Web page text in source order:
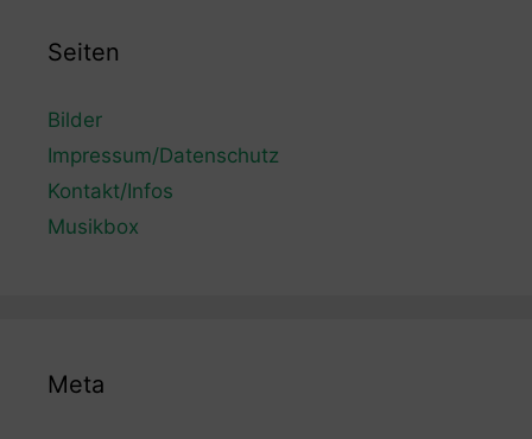
Seiten
Bilder
Impressum/Datenschutz
Kontakt/Infos
Musikbox
Meta